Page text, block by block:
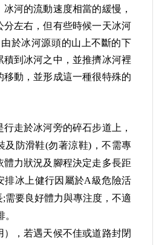
冰河的流動速度相當的緩慢，
分左右，但有些時候一天冰河
於冰河源頭的山上不斷的下
積到冰河之中，並推擠冰河裡
移動，並形成這一種很特殊的
走於冰河旁的碎石步道上，
及防滑鞋(勿著涼鞋)，不需專
體力狀況及腳程決定走多長距
排冰上健行因屬於A級危險活
需要良好體力與專注度，不適
，若遇天候不佳或道路封閉